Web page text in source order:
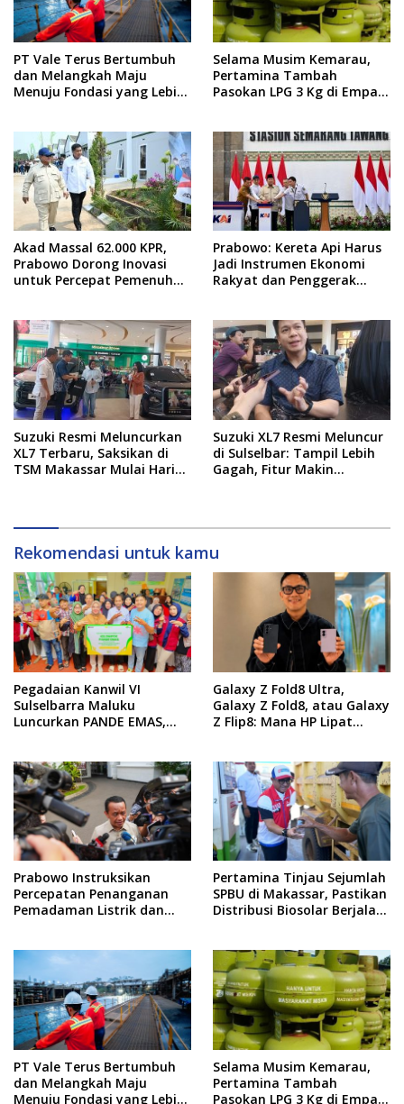
PT Vale Terus Bertumbuh
dan Melangkah Maju
Menuju Fondasi yang Lebih
Selama Musim Kemarau,
Pertamina Tambah
Pasokan LPG 3 Kg di Empat
Akad Massal 62.000 KPR,
Prabowo Dorong Inovasi
untuk Percepat Pemenuhan
Prabowo: Kereta Api Harus
Jadi Instrumen Ekonomi
Rakyat dan Penggerak
Suzuki Resmi Meluncurkan
XL7 Terbaru, Saksikan di
TSM Makassar Mulai Hari
Suzuki XL7 Resmi Meluncur
di Sulselbar: Tampil Lebih
Gagah, Fitur Makin
Rekomendasi untuk kamu
Pegadaian Kanwil VI
Sulselbarra Maluku
Luncurkan PANDE EMAS,
Galaxy Z Fold8 Ultra,
Galaxy Z Fold8, atau Galaxy
Z Flip8: Mana HP Lipat
Prabowo Instruksikan
Percepatan Penanganan
Pemadaman Listrik dan
Pertamina Tinjau Sejumlah
SPBU di Makassar, Pastikan
Distribusi Biosolar Berjalan
PT Vale Terus Bertumbuh
dan Melangkah Maju
Menuju Fondasi yang Lebih
Selama Musim Kemarau,
Pertamina Tambah
Pasokan LPG 3 Kg di Empat